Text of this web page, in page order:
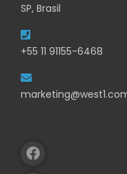
SP, Brasil
+55 11 91155-6468